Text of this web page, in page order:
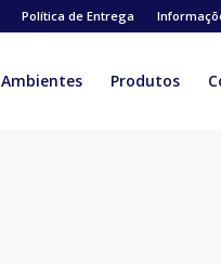
Política de Entrega
Ambientes Produtos